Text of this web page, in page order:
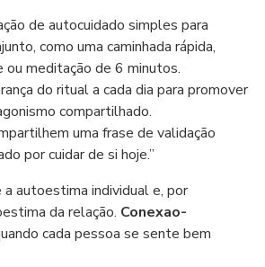
de autocuidado simples para
como uma caminhada rápida,
ou meditação de 6 minutos.
do ritual a cada dia para promover
compartilhado.
uma frase de validação
por cuidar de si hoje.”
autoestima individual e, por
da relação. Conexao-
cada pessoa se sente bem